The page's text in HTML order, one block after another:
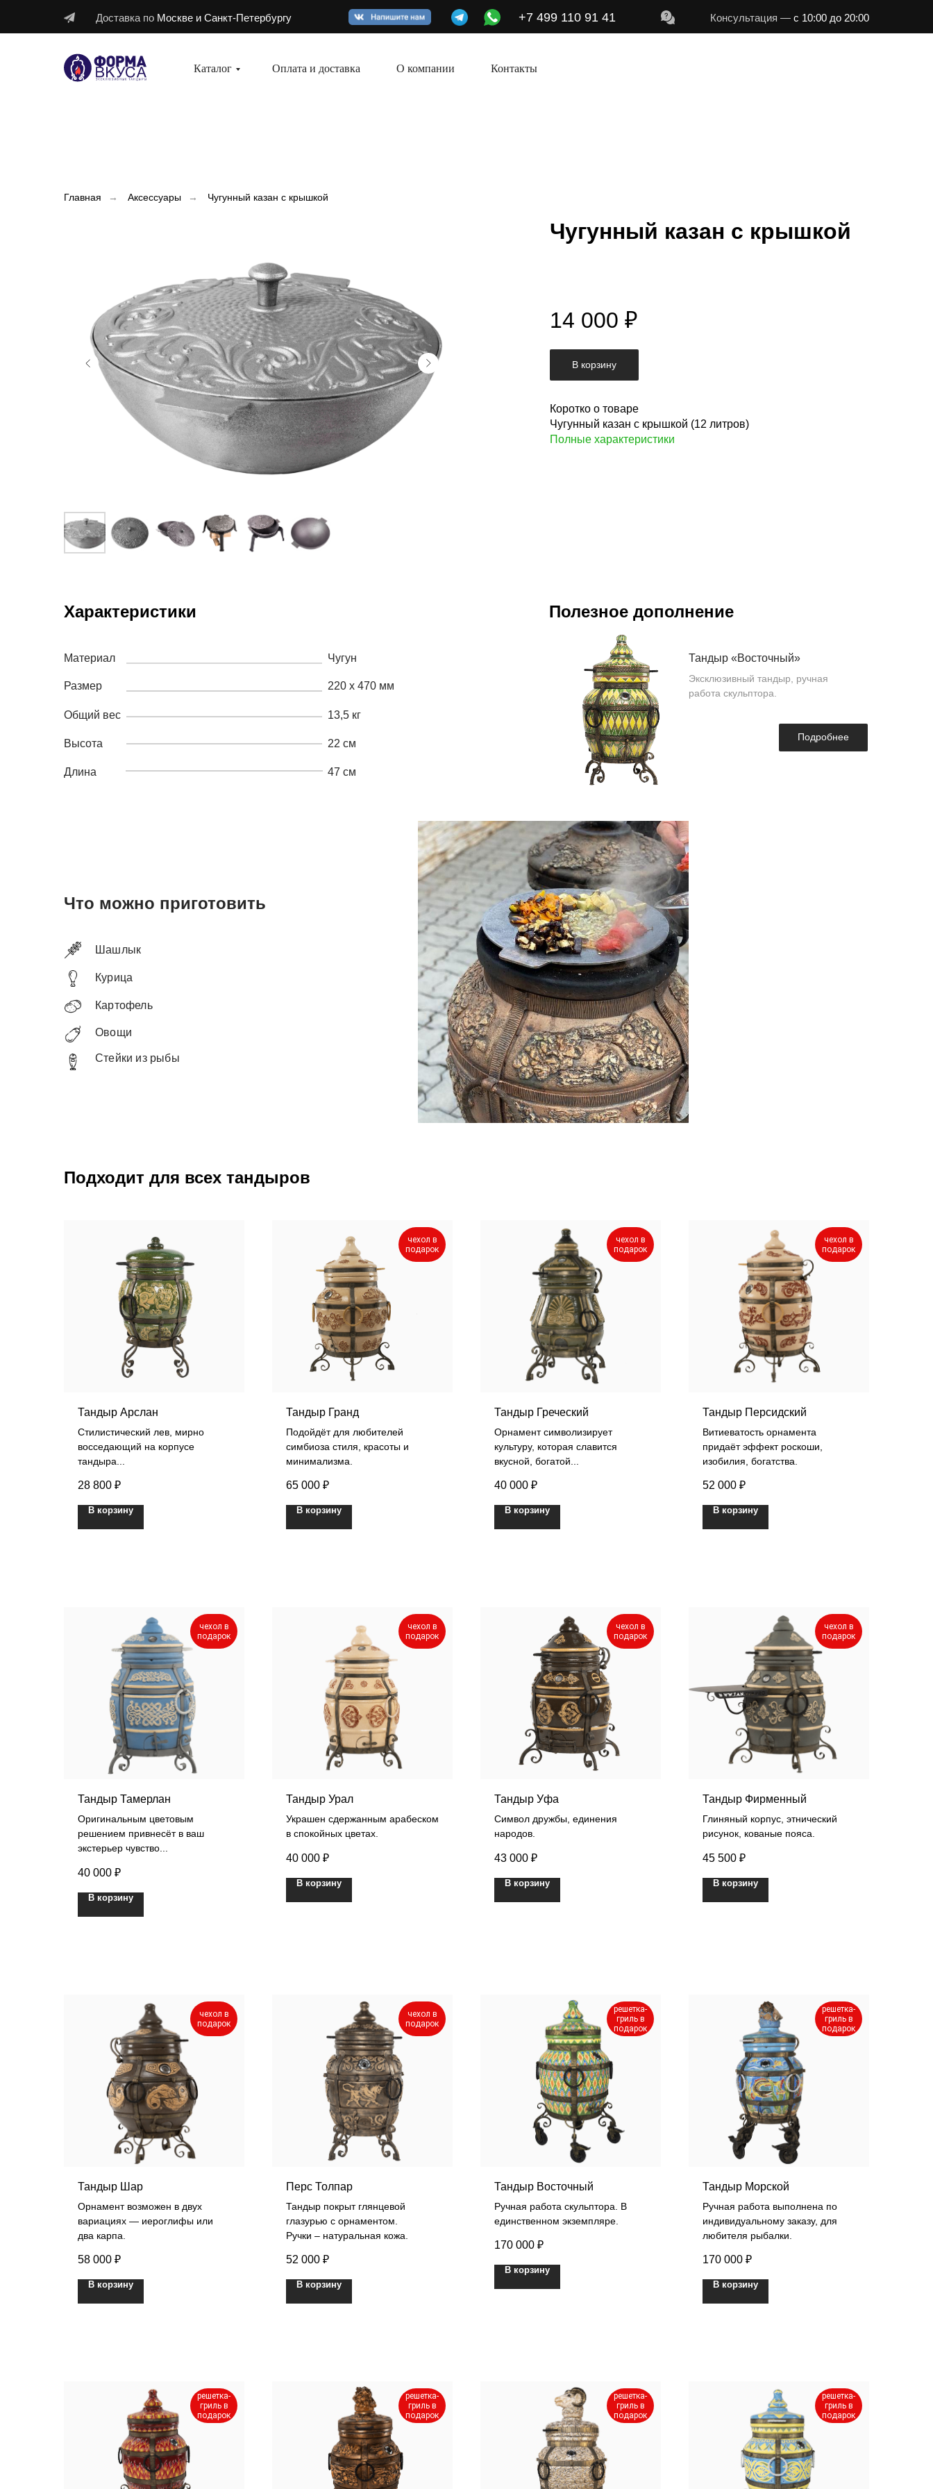
Доставка по Москве и Санкт-Петербургу Консультация — с 10:00 до 20:00
+7 499 110 91 41
Каталог Оплата и доставка О компании Контакты
Главная → Аксессуары → Чугунный казан с крышкой
Чугунный казан с крышкой
14 000 ₽
В корзину
Коротко о товаре
Чугунный казан с крышкой (12 литров)
Полные характеристики
Характеристики
Материал
Общий вес
Размер
Высота
Длина
Чугун
220 х 470 мм
13,5 кг
22 см
47 см
Полезное дополнение
Тандыр «Восточный»
Эксклюзивный тандыр, ручная
работа скульптора.
Подробнее
Что можно приготовить
Шашлык
Курица
Картофель
Овощи
Стейки из рыбы
Подходит для всех тандыров
Тандыр Арслан
Стилистический лев, мирно
восседающий на корпусе
тандыра...
28 800 ₽
В корзину
чехол в
подарок
Тандыр Гранд
Подойдёт для любителей
симбиоза стиля, красоты и
минимализма.
65 000 ₽
В корзину
чехол в
подарок
Тандыр Греческий
Орнамент символизирует
культуру, которая славится
вкусной, богатой...
40 000 ₽
В корзину
чехол в
подарок
Тандыр Персидский
Витиеватость орнамента
придаёт эффект роскоши,
изобилия, богатства.
52 000 ₽
В корзину
чехол в
подарок
Тандыр Тамерлан
Оригинальным цветовым
решением привнесёт в ваш
экстерьер чувство...
40 000 ₽
В корзину
чехол в
подарок
Тандыр Урал
Украшен сдержанным арабеском
в спокойных цветах.
40 000 ₽
В корзину
чехол в
подарок
Тандыр Уфа
Символ дружбы, единения
народов.
43 000 ₽
В корзину
чехол в
подарок
Тандыр Фирменный
Глиняный корпус, этнический
рисунок, кованые пояса.
45 500 ₽
В корзину
чехол в
подарок
Тандыр Шар
Орнамент возможен в двух
вариациях — иероглифы или
два карпа.
58 000 ₽
В корзину
чехол в
подарок
Перс Толпар
Тандыр покрыт глянцевой
глазурью с орнаментом.
Ручки – натуральная кожа.
52 000 ₽
В корзину
решетка-
гриль в
подарок
Тандыр Восточный
Ручная работа скульптора. В
единственном экземпляре.
170 000 ₽
В корзину
решетка-
гриль в
подарок
Тандыр Морской
Ручная работа выполнена по
индивидуальному заказу, для
любителя рыбалки.
170 000 ₽
В корзину
решетка-
гриль в
подарок
решетка-
гриль в
подарок
решетка-
гриль в
подарок
решетка-
гриль в
подарок